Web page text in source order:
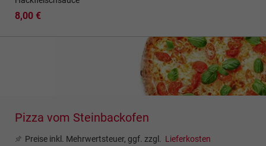
8,00 €
Pizza vom Steinbackofen
Preise inkl. Mehrwertsteuer, ggf. zzgl. Lieferkosten